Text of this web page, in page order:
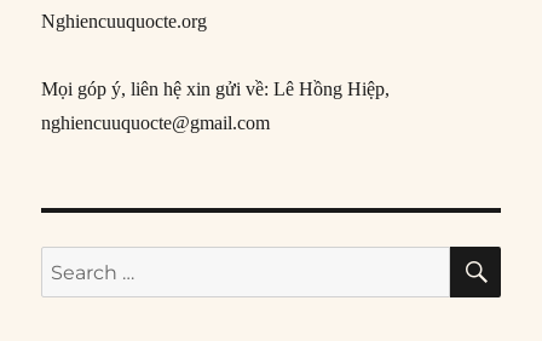
Nghiencuuquocte.org
Mọi góp ý, liên hệ xin gửi về: Lê Hồng Hiệp,
nghiencuuquocte@gmail.com
Search
for: